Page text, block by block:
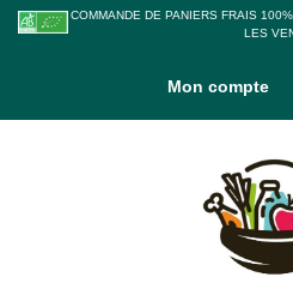
COMMANDE DE PANIERS FRAIS
LES
Mon compte